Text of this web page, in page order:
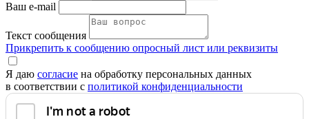
Ваш e-mail
Текст сообщения
Прикрепить к сообщению опросный лист или реквизиты
Я даю согласие на обработку персональных данных
в соответствии с политикой конфиденциальности